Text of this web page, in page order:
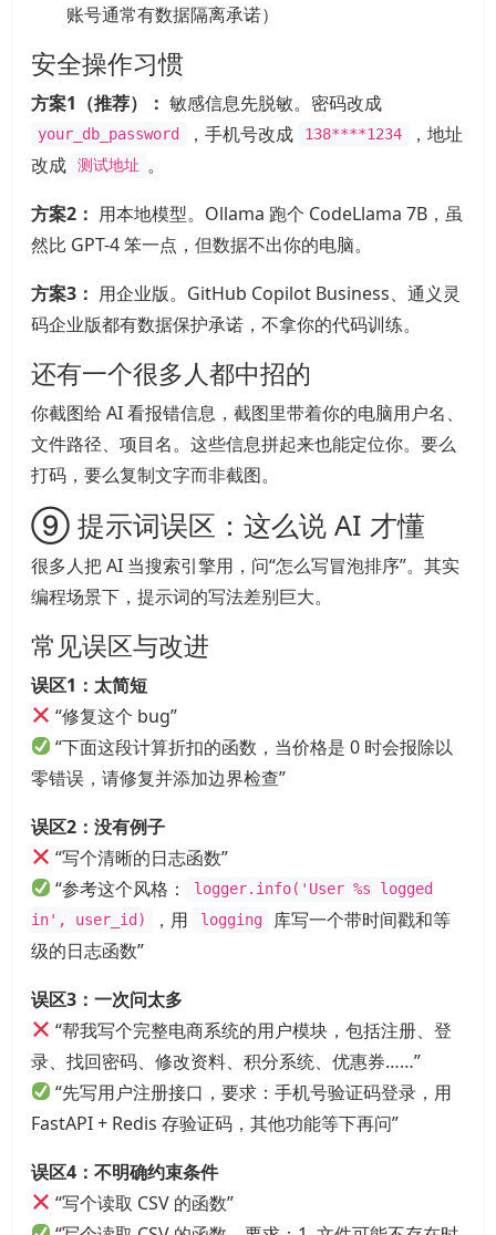
账号通常有数据隔离承诺）
安全操作习惯
方案1（推荐）： 敏感信息先脱敏。密码改成
your_db_password ，手机号改成 138****1234
，地址
改成
测试地址 。
方案2： 用本地模型。Ollama 跑个 CodeLlama 7B，虽
然比 GPT-4 笨一点，但数据不出你的电脑。
方案3： 用企业版。GitHub Copilot Business、通义灵
码企业版都有数据保护承诺，不拿你的代码训练。
还有一个很多人都中招的
你截图给 AI 看报错信息，截图里带着你的电脑用户名、
文件路径、项目名。这些信息拼起来也能定位你。要么
打码，要么复制文字而非截图。
⑨ 提示词误区：这么说 AI 才懂
很多人把 AI 当搜索引擎用，问“怎么写冒泡排序”。其实
编程场景下，提示词的写法差别巨大。
常见误区与改进
误区1：太简短
“修复这个 bug”
“下面这段计算折扣的函数，当价格是 0 时会报除以
零错误，请修复并添加边界检查”
误区2：没有例子
“写个清晰的日志函数”
“参考这个风格：
logger.info('User %s logged
in', user_id)
，用 logging
库写一个带时间戳和等
级的日志函数”
误区3：一次问太多
“帮我写个完整电商系统的用户模块，包括注册、登
录、找回密码、修改资料、积分系统、优惠券……”
“先写用户注册接口，要求：手机号验证码登录，用
FastAPI + Redis 存验证码，其他功能等下再问”
误区4：不明确约束条件
“写个读取 CSV 的函数”